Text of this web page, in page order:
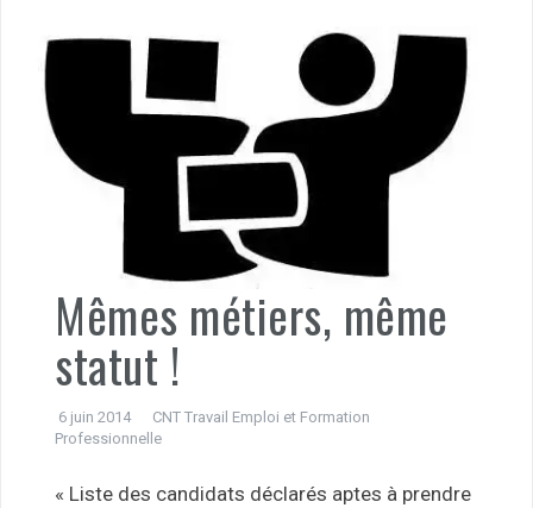
Mêmes métiers, même
statut !
6 juin 2014
CNT Travail Emploi et Formation
Professionnelle
« Liste des candidats déclarés aptes à prendre